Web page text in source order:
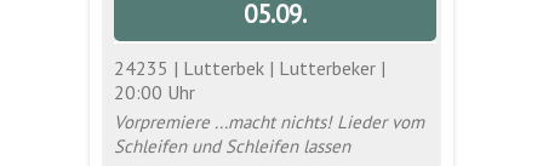
05.09.
24235 | Lutterbek | Lutterbeker |
20:00 Uhr
Vorpremiere ...macht nichts! Lieder vom
Schleifen und Schleifen lassen